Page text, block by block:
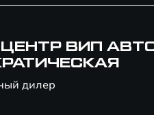
ЦЕНТР ВИП
дилер